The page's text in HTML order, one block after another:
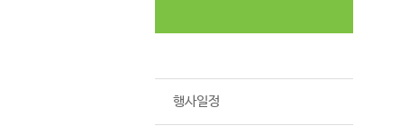
행사일정